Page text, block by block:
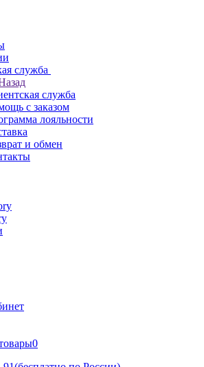
служба
служба
с заказом
лояльности
и обмен
0